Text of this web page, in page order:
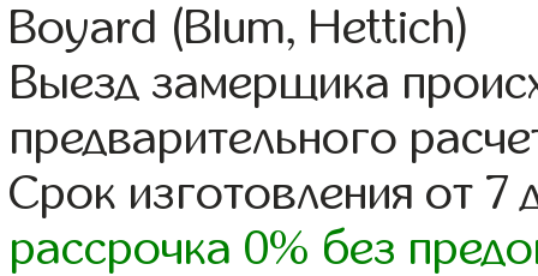
Boyard (Blum, Hettich)
Выезд замерщика
предварительного
Срок изготовления от 7
рассрочка 0% без